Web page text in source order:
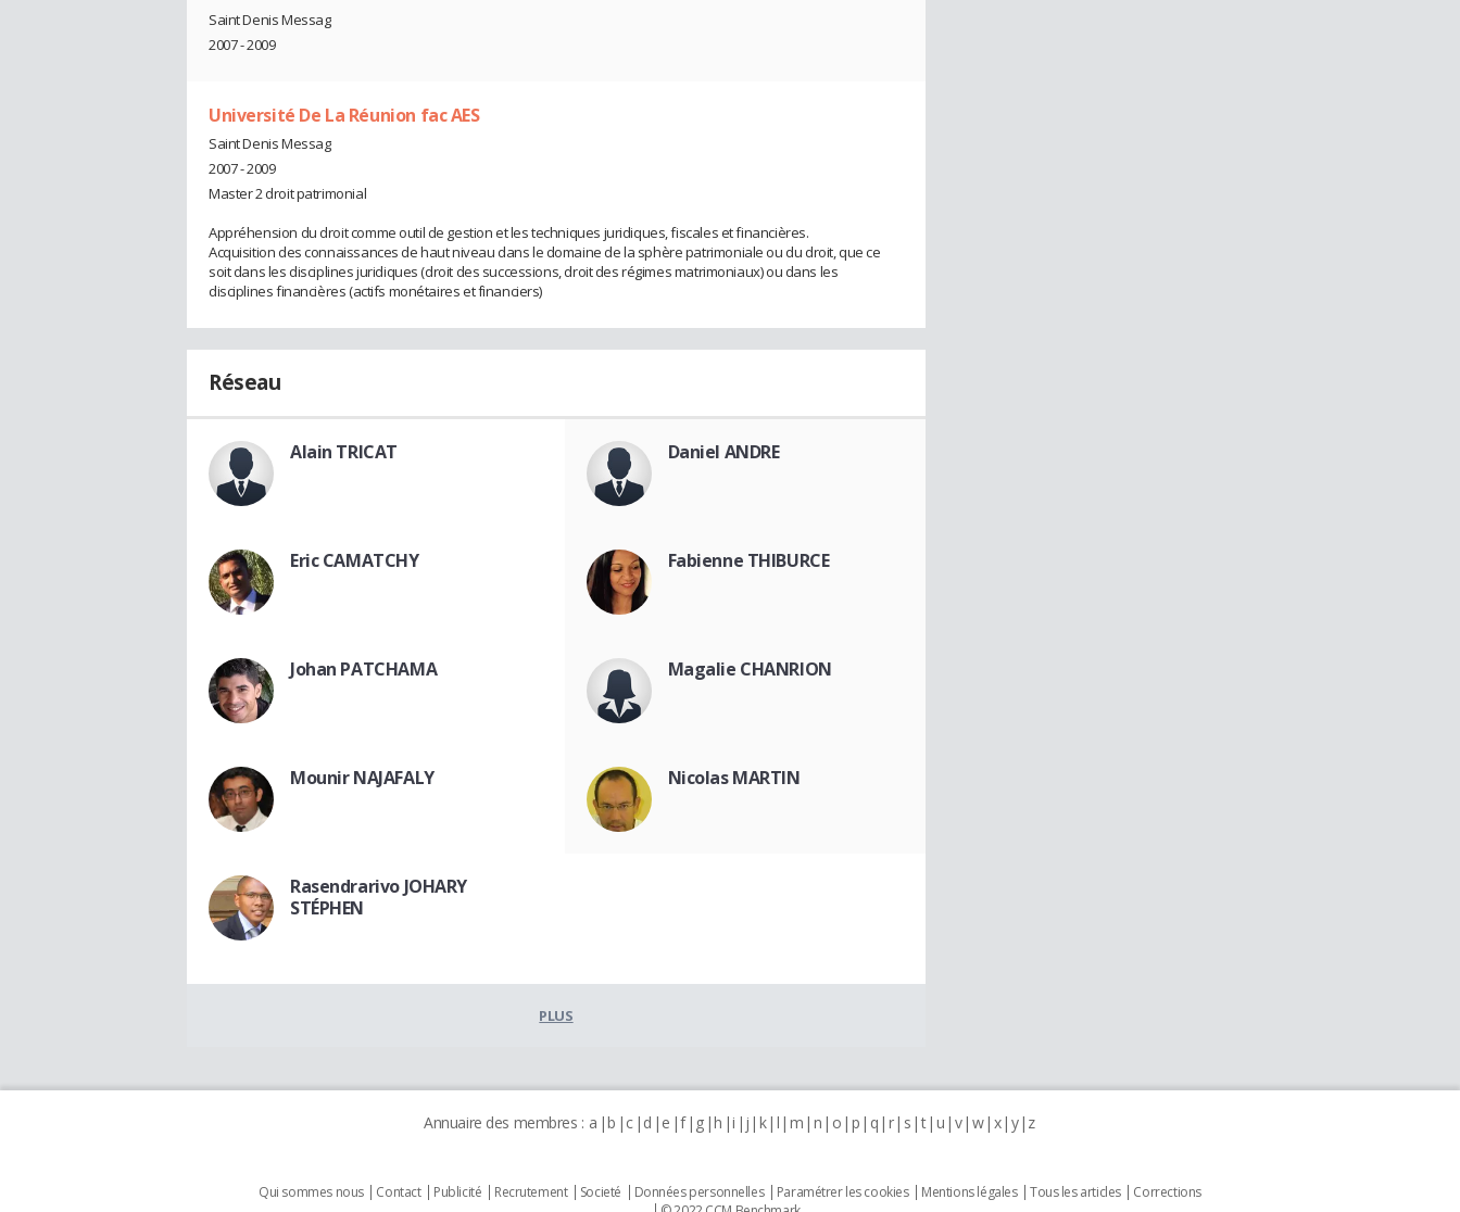
Saint Denis Messag
2007 - 2009
Université De La Réunion fac AES
Saint Denis Messag
2007 - 2009
Master 2 droit patrimonial
Appréhension du droit comme outil de gestion et les techniques juridiques, fiscales et financières.
Acquisition des connaissances de haut niveau dans le domaine de la sphère patrimoniale ou du droit, que ce
soit dans les disciplines juridiques (droit des successions, droit des régimes matrimoniaux) ou dans les
disciplines financières (actifs monétaires et financiers)
Réseau
Alain TRICAT Daniel ANDRE
Eric CAMATCHY Fabienne THIBURCE
Johan PATCHAMA Magalie CHANRION
Mounir NAJAFALY Nicolas MARTIN
Rasendrarivo JOHARY
STÉPHEN
PLUS
Annuaire des membres : a b c d e f g h i j k l m n o p q r s t u v w x y z
Qui sommes nous Contact Publicité Recrutement Societé Données personnelles Paramétrer les cookies Mentions légales Tous les articles
Corrections